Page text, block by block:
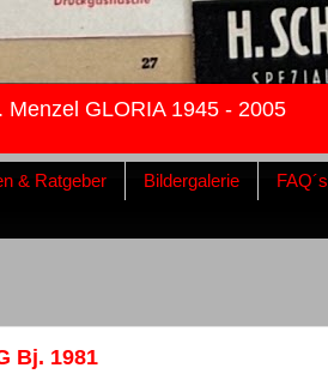
GLORIA 1945 - 2005
& Ratgeber Bildergalerie
Bj. 1981